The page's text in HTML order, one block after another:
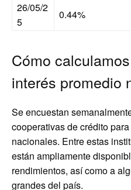
26/05/2
5
0.44%
Cómo
interés promedio
Se encuestan
cooperativas de crédito
nacionales. Entre estas
están ampliamente
rendimientos, así como a
grandes del país.